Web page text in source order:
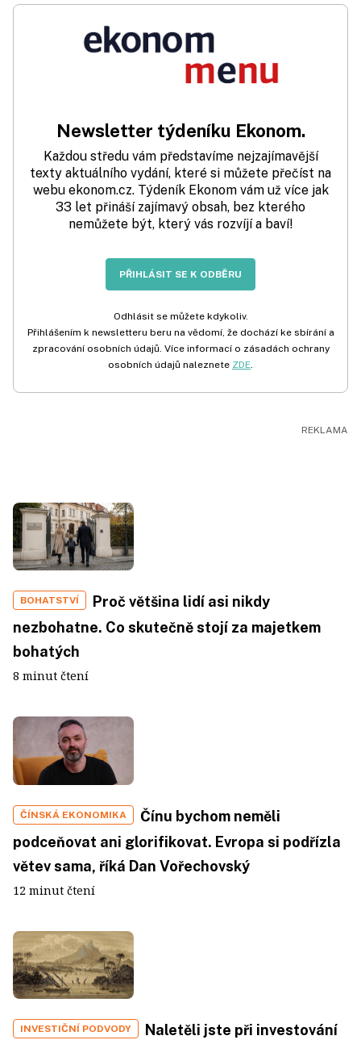
Newsletter týdeníku Ekonom.
Každou středu vám představíme nejzajímavější
texty aktuálního vydání, které si můžete přečíst na
webu ekonom.cz. Týdeník Ekonom vám už více jak
33 let přináší zajímavý obsah, bez kterého
nemůžete být, který vás rozvíjí a baví!
PŘIHLÁSIT SE K ODBĚRU
Odhlásit se můžete kdykoliv.
Přihlášením k newsletteru beru na vědomí, že dochází ke sbírání a
zpracování osobních údajů. Více informací o zásadách ochrany
osobních údajů naleznete ZDE
BOHATSTVÍ
Proč většina lidí asi nikdy
nezbohatne. Co skutečně stojí za majetkem
bohatých
8 minut čtení
ČÍNSKÁ EKONOMIKA
Čínu bychom neměli
podceňovat ani glorifikovat. Evropa si podřízla
větev sama, říká Dan Vořechovský
12 minut čtení
INVESTIČNÍ PODVODY
Naletěli jste při investování